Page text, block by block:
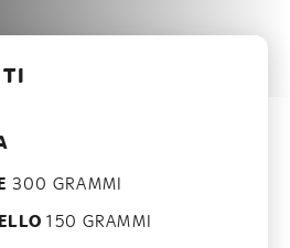
300 GRAMMI
150 GRAMMI